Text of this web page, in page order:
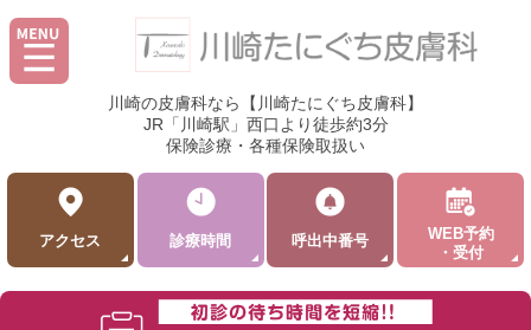
川崎の皮膚科なら【川崎たにぐち皮膚科】
JR「川崎駅」西口より徒歩約3分
保険診療・各種保険取扱い
アクセス 診療時間 呼出中番号
WEB予約
・受付